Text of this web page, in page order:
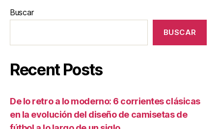
Buscar
BUSCAR
Recent Posts
De lo retro a lo moderno: 6 corrientes clásicas
en la evolución del diseño de camisetas de